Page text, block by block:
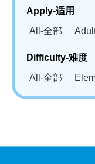
Apply-适用
All-全部
Difficulty-难度
All-全部